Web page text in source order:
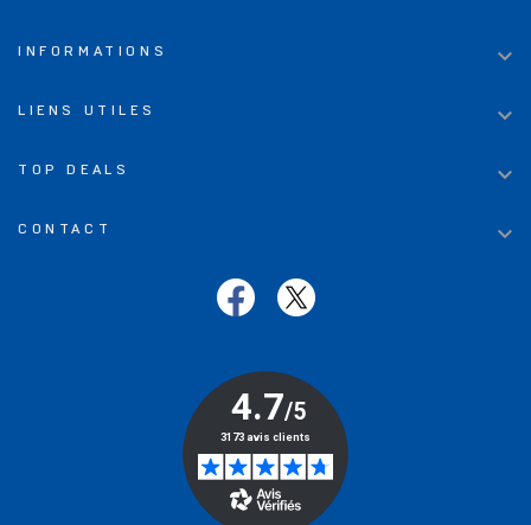
INFORMATIONS 
LIENS UTILES 
TOP DEALS 
CONTACT 